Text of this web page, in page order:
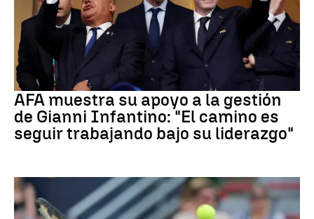
FIFA
AFA muestra su apoyo a la gestión
de Gianni Infantino: "El camino es
seguir trabajando bajo su liderazgo"